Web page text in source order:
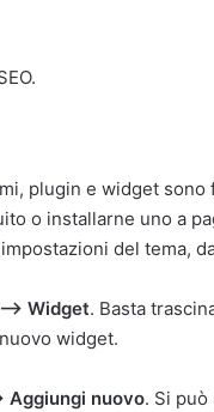
plugin e widget
o installarne uno a
del tema,
Widget. Basta
widget.
Aggiungi nuovo. Si